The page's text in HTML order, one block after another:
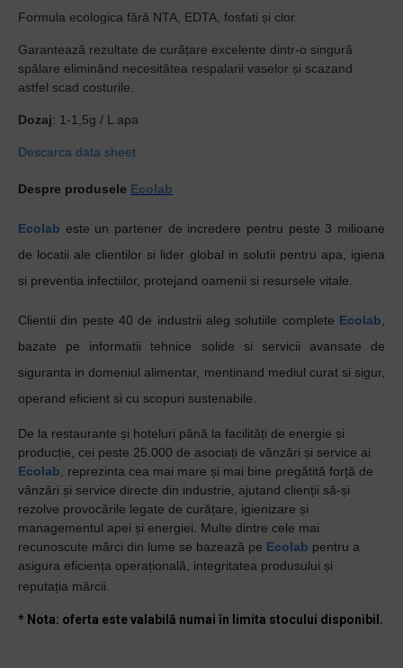
Formula ecologica fără NTA, EDTA, fosfati și clor.
Garantează rezultate de curățare excelente dintr-o singură
spălare eliminând necesitătea respalarii vaselor și scazand
astfel scad costurile.
Dozaj: 1-1,5g / L apa
Descarca data sheet
Despre produsele Ecolab
Ecolab este un partener de incredere pentru peste 3 milioane
de locatii ale clientilor si lider global in solutii pentru apa, igiena
si preventia infectiilor, protejand oamenii si resursele vitale.
Clientii din peste 40 de industrii aleg solutiile complete Ecolab
bazate pe informatii tehnice solide si servicii avansate de
siguranta in domeniul alimentar, mentinand mediul curat si sigur,
operand eficient si cu scopuri sustenabile.
De la restaurante și hoteluri până la facilități de energie și
producție, cei peste 25.000 de asociați de vânzări și service ai
Ecolab , reprezinta cea mai mare și mai bine pregătită forță de
vânzări și service directe din industrie, ajutand clienții să-și
rezolve provocările legate de curățare, igienizare și
managementul apei și energiei. Multe dintre cele mai
recunoscute mărci din lume se bazează pe Ecolab pentru a
asigura eficiența operațională, integritatea produsului și
reputația mărcii.
* Nota: oferta este valabilă numai în limita stocului disponibil.